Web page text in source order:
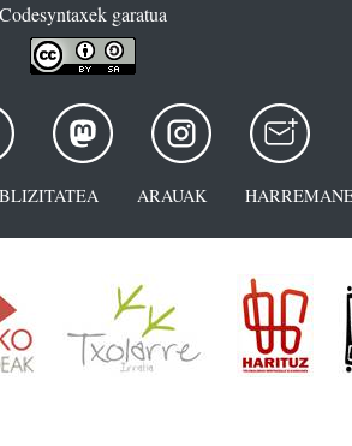
Codesyntaxek garatua
ARAUAK